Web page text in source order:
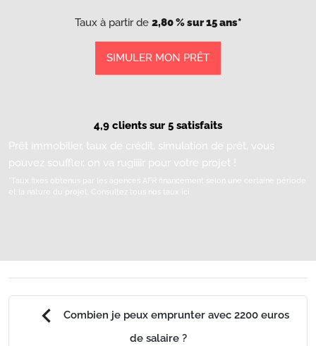
Taux à partir de 2,80 % sur 15 ans*
SIMULER MON PRÊT
4,9 clients sur 5 satisfaits
Prêt immobilier, taux de crédit, simulation de prêt, vous
pouvez souffler, on va rugiiiir pour votre projet !
*Taux fixes obtenus par les agences AFR financement selon une certaine période
et la nature du projet.
Consultez tous nos taux ici.
chevron_left
Combien je peux emprunter avec 2200 euros
de salaire ?